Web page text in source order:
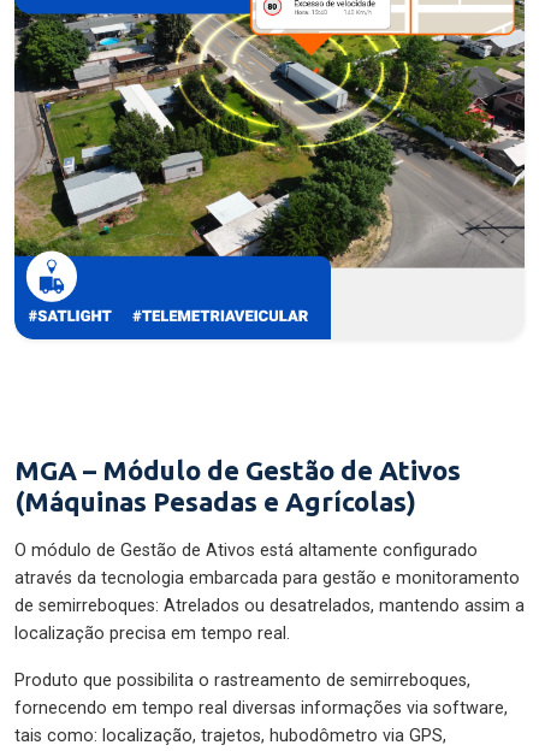
MGA – Módulo de Gestão de Ativos
(Máquinas Pesadas e Agrícolas)
O módulo de Gestão de Ativos está altamente configurado
através da tecnologia embarcada para gestão e monitoramento
de semirreboques: Atrelados ou desatrelados, mantendo assim a
localização precisa em tempo real.
Produto que possibilita o rastreamento de semirreboques,
fornecendo em tempo real diversas informações via software,
tais como: localização, trajetos, hubodômetro via GPS,